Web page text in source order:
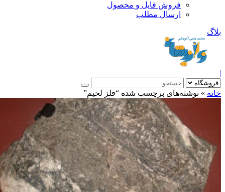
فروش فایل و محصول
ارسال مطلب
»نوشته‌های برچسب شده “فلز لحیم”